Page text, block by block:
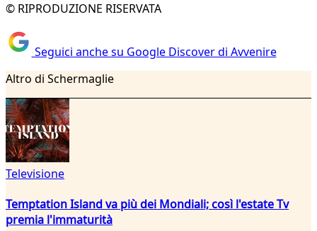
© RIPRODUZIONE RISERVATA
Seguici anche su Google Discover di Avvenire
Altro di Schermaglie
Televisione
Temptation Island va più dei Mondiali; così l'estate Tv
premia l'immaturità